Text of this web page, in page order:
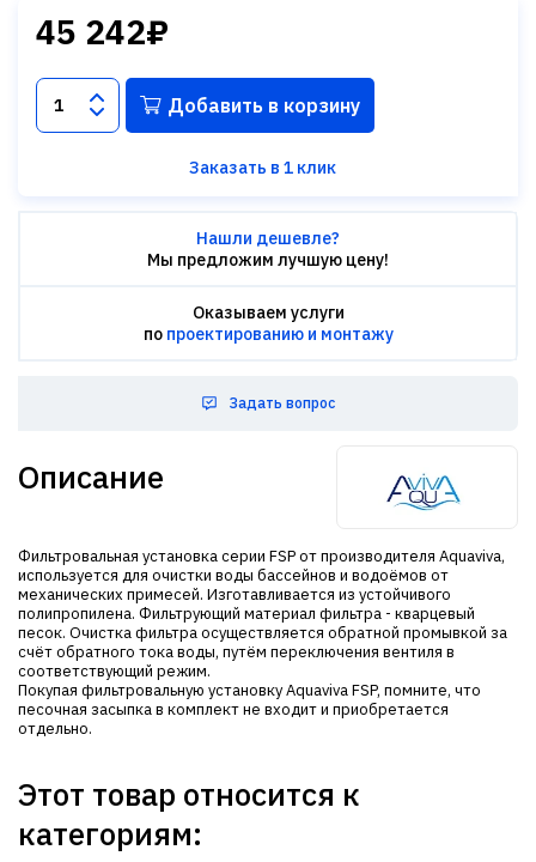
45 242₽
Добавить в корзину
Заказать в 1 клик
Нашли дешевле?
Мы предложим лучшую цену!
Оказываем услуги
по проектированию и монтажу
Задать вопрос
Описание
Фильтровальная установка серии FSP от производителя Aquaviva,
используется для очистки воды бассейнов и водоёмов от
механических примесей. Изготавливается из устойчивого
полипропилена. Фильтрующий материал фильтра - кварцевый
песок. Очистка фильтра осуществляется обратной промывкой за
счёт обратного тока воды, путём переключения вентиля в
соответствующий режим.
Покупая фильтровальную установку Aquaviva FSP, помните, что
песочная засыпка в комплект не входит и приобретается
отдельно.
Этот товар относится к
категориям: